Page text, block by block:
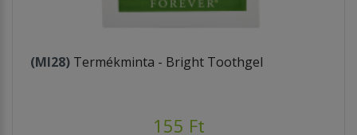
(MI28) Termékminta - Bright Toothgel
155 Ft